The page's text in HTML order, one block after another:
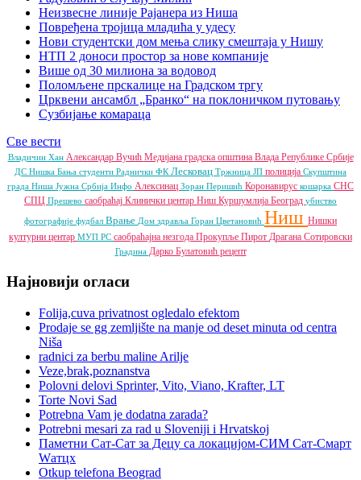
Неизвесне линије Рајанера из Ниша
Повређена тројица младића у удесу
Нови студентски дом мења слику смештаја у Нишу
НТП 2 доноси простор за нове компаније
Више од 30 милиона за водовод
Поломљене прскалице на Градском тргу
Црквени ансамбл „Бранко“ на поклоничком путовању
Сузбијање комараца
Све вести
Владичин Хан Александар Вучић Медијана градска општина Влада Републике Србије
ДС Нишка Бања студенти Раднички ФК Лесковац Тржница ЈП полиција Скупштина
града Ниша Јужна Србија Инфо Алексинац Зоран Перишић Коронавирус кошарка СНС
СПЦ Прешево саобраћај Клинички центар Ниш Куршумлија Београд убиство
фотографије фудбал Врање Дом здравља Горан Цветановић Ниш Нишки
културни центар МУП РС саобраћајна незгода Прокупље Пирот Драгана Сотировски
Градина Дарко Булатовић рецепт
Најновији огласи
Folija,cuva privatnost ogledalo efektom
Prodaje se gg zemljište na manje od deset minuta od centra
Niša
radnici za berbu maline Arilje
Veze,brak,poznanstva
Polovni delovi Sprinter, Vito, Viano, Krafter, LT
Torte Novi Sad
Potrebna Vam je dodatna zarada?
Potrebni mesari za rad u Sloveniji i Hrvatskoj
Паметни Сат-Сат за Децу са локацијом-СИМ Сат-Смарт
Wатцх
Otkup telefona Beograd